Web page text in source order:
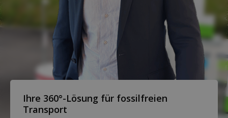
Ihre 360°-Lösung für fossilfreien
Transport